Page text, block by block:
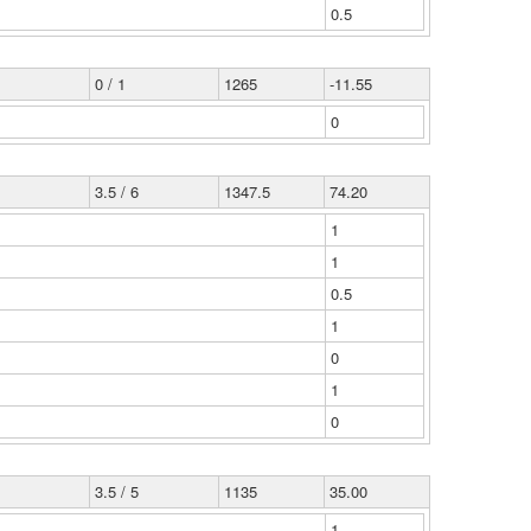
0.5
0 / 1 1265
-11.55
0
3.5 / 6 1347.5
74.20
1
1
0.5
1
0
1
0
3.5 / 5 1135
35.00